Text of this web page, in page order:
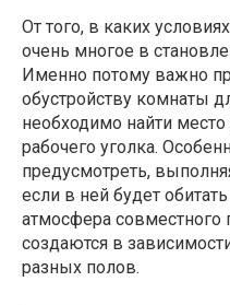
От того, в каких
очень многое в
Именно потому важно
обустройству комнаты
необходимо найти
рабочего уголка.
предусмотреть,
если в ней будет
атмосфера совместного
создаются в
разных полов.